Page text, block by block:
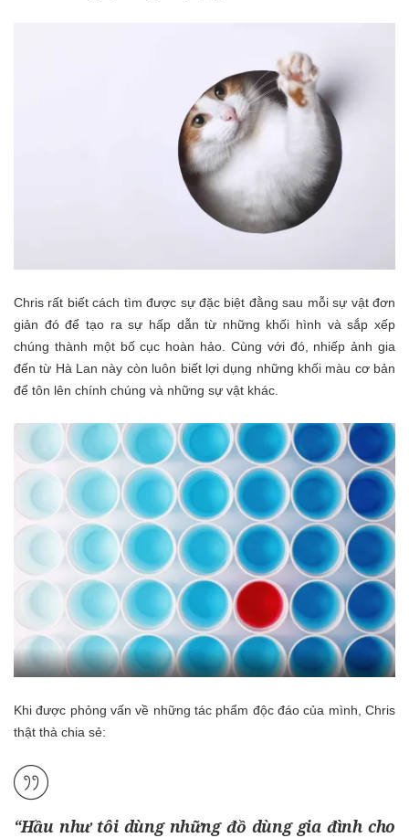
Chris rất biết cách tìm được sự đặc biệt đằng sau mỗi sự vật đơn
giản đó để tạo ra sự hấp dẫn từ những khối hình và sắp xếp
chúng thành một bố cục hoàn hảo. Cùng với đó, nhiếp ảnh gia
đến từ Hà Lan này còn luôn biết lợi dụng những khối màu cơ bản
để tôn lên chính chúng và những sự vật khác.
Khi được phỏng vấn về những tác phẩm độc đáo của mình, Chris
thật thà chia sẻ:
“Hầu như tôi dùng những đồ dùng gia đình cho